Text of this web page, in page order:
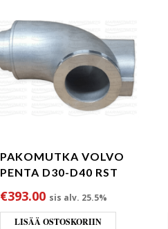
PAKOMUTKA VOLVO
PENTA D30-D40 RST
€393.00 sis alv. 25.5%
LISÄÄ OSTOSKORIIN